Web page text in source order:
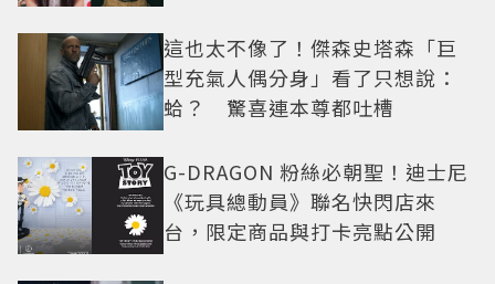
這也太不像了！傑森史塔森「巨
型充氣人偶分身」看了只想說：
蛤？ 驚喜連本尊都吐槽
G-DRAGON 粉絲必朝聖！迪士尼
《玩具總動員》聯名快閃店來
台，限定商品與打卡亮點公開